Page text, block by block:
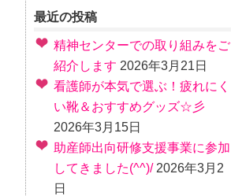
最近の投稿
精神センターでの取り組みをご
紹介します 2026年3月21日
看護師が本気で選ぶ！疲れにく
い靴＆おすすめグッズ☆彡
2026年3月15日
助産師出向研修支援事業に参加
してきました(^^)/ 2026年3月2
日